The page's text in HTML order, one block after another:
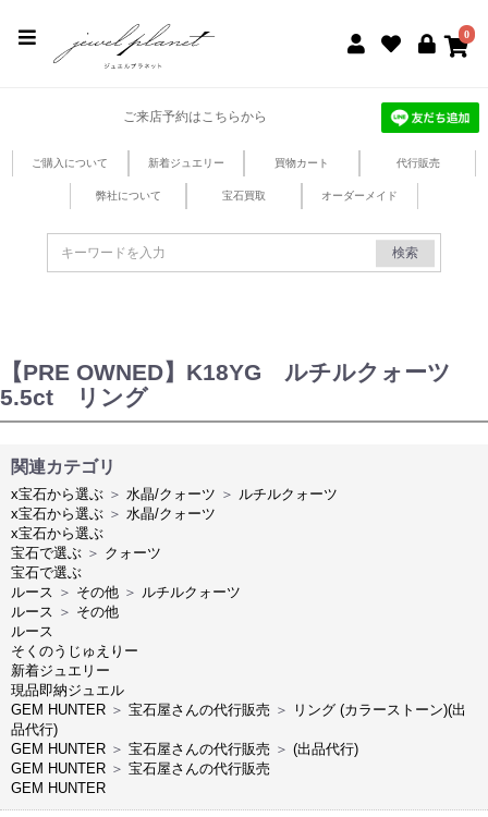
0
ご来店予約はこちらから
ご購入について 新着ジュエリー 買物カート 代行販売
弊社について 宝石買取 オーダーメイド
検索
【PRE OWNED】K18YG ルチルクォーツ
5.5ct リング
関連カテゴリ
x宝石から選ぶ ＞ 水晶/クォーツ ＞ ルチルクォーツ
x宝石から選ぶ ＞ 水晶/クォーツ
x宝石から選ぶ
宝石で選ぶ ＞ クォーツ
宝石で選ぶ
ルース ＞ その他 ＞ ルチルクォーツ
ルース ＞ その他
ルース
そくのうじゅえりー
新着ジュエリー
現品即納ジュエル
GEM HUNTER ＞ 宝石屋さんの代行販売 ＞
リング (カラーストーン)(出
品代行)
GEM HUNTER ＞ 宝石屋さんの代行販売 ＞ (出品代行)
GEM HUNTER ＞ 宝石屋さんの代行販売
GEM HUNTER